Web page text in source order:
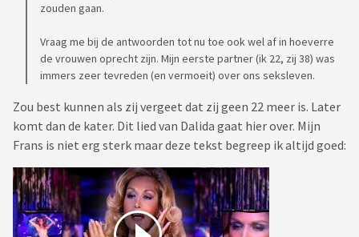
zouden gaan.
Vraag me bij de antwoorden tot nu toe ook wel af in hoeverre
de vrouwen oprecht zijn. Mijn eerste partner (ik 22, zij 38) was
immers zeer tevreden (en vermoeit) over ons seksleven.
Zou best kunnen als zij vergeet dat zij geen 22 meer is. Later
komt dan de kater. Dit lied van Dalida gaat hier over. Mijn
Frans is niet erg sterk maar deze tekst begreep ik altijd goed: